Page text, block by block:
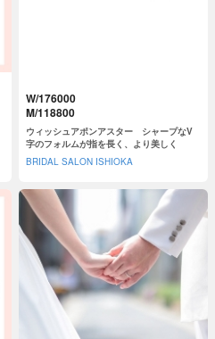
W/176000
M/118800
ウィッシュアポンアスター シャープなV
字のフォルムが指を長く、より美しく
BRIDAL SALON ISHIOKA